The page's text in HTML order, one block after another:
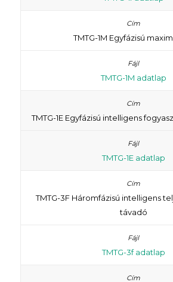
TMTG-1M Egyfázisú
TMTG-1M adatlap
TMTG-1E Egyfázisú intelligens
TMTG-1E adatlap
TMTG-3F Háromfázisú intelligens
távadó
TMTG-3f adatlap